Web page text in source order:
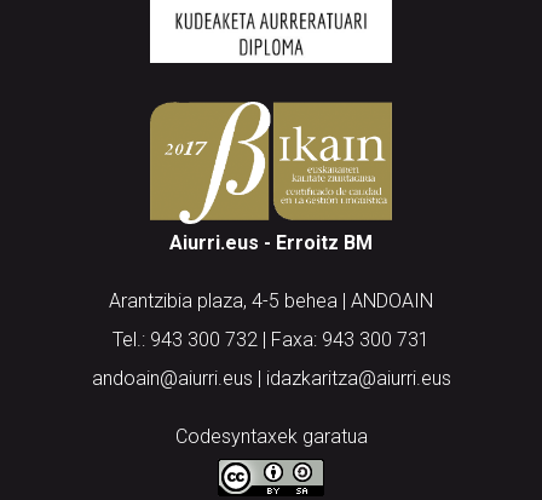
Aiurri.eus - Erroitz BM
Arantzibia plaza, 4-5 behea | ANDOAIN
Tel.: 943 300 732 | Faxa: 943 300 731
andoain@aiurri.eus | idazkaritza@aiurri.eus
Codesyntaxek garatua